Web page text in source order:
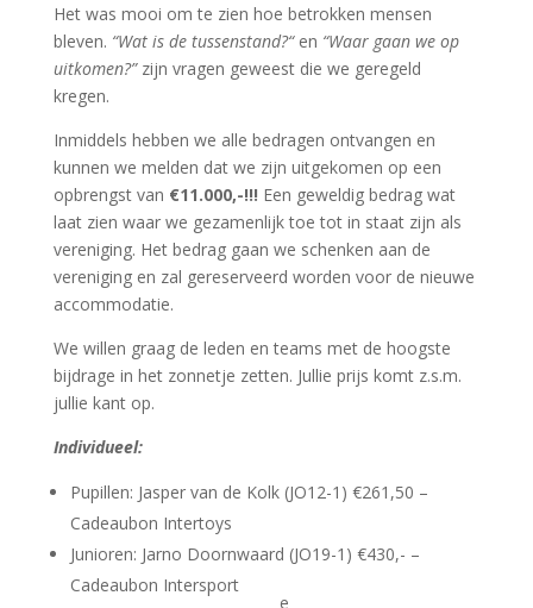
Het was mooi om te zien hoe betrokken mensen
bleven. “Wat is de tussenstand?“en “Waar gaan we op
uitkomen?”zijn vragen geweest die we geregeld
kregen.
Inmiddels hebben we alle bedragen ontvangen en
kunnen we melden dat we zijn uitgekomen op een
opbrengst van €11.000,-!!! Een geweldig bedrag wat
laat zien waar we gezamenlijk toe tot in staat zijn als
vereniging. Het bedrag gaan we schenken aan de
vereniging en zal gereserveerd worden voor de nieuwe
accommodatie.
We willen graag de leden en teams met de hoogste
bijdrage in het zonnetje zetten. Jullie prijs komt z.s.m.
jullie kant op.
Individueel:
Pupillen: Jasper van de Kolk (JO12-1) €261,50 –
Cadeaubon Intertoys
Junioren: Jarno Doornwaard (JO19-1) €430,- –
Cadeaubon Intersport
e